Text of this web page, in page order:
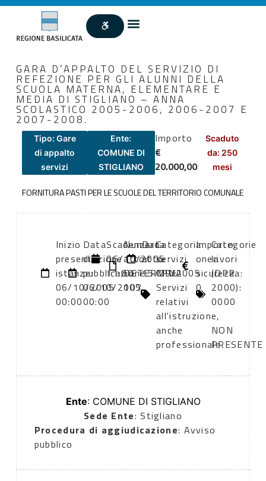
GARA D’APPALTO DEL SERVIZIO DI
REFEZIONE PER GLI ALUNNI DELLA
SCUOLA MATERNA, ELEMENTARE E
MEDIA DI STIGLIANO – ANNA
SCOLASTICO 2005-2006, 2006-2007 E
2007-2008.
Tipo: Gare
di appalto
servizi
Ente:
COMUNE DI
STIGLIANO
Importo
€
20.000,00
Scaduto
da: 250
mesi
FORNITURA PASTI PER LE SCUOLE DEL TERRITORIO COMUNALE
Inizio
presentazione
istanze:
06/10/2005
00:00
Data
di
pubblicazione:
06/10/2005
00:00
Scadenza:
06/10/2005
11:00
Numero
atto:
DETERMINA
107
Data
atto:
15/09/2005
Categoria
servizi
CPV:
Servizi
relativi
all'istruzione,
anche
professionale
Importo
oneri
sicurezza:
0
Categorie
lavori
(DPR
2000):
0000
-
NON
PRESENTE
Ente: COMUNE DI STIGLIANO
Sede Ente: Stigliano
Procedura di aggiudicazione: Avviso
pubblico